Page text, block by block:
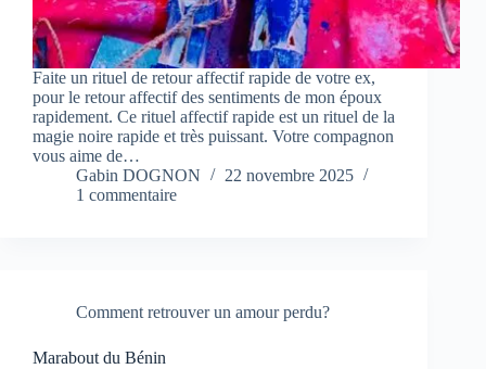
Faite un rituel de retour affectif rapide de votre ex,
pour le retour affectif des sentiments de mon époux
rapidement. Ce rituel affectif rapide est un rituel de la
magie noire rapide et très puissant. Votre compagnon
vous aime de…
Gabin DOGNON
22 novembre 2025
1 commentaire
Comment retrouver un amour perdu?
Marabout du Bénin